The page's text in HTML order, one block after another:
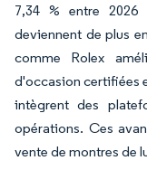
7,34 % entre 2026
deviennent de plus
comme Rolex
d'occasion certifiées
intègrent des
opérations. Ces
vente de montres de